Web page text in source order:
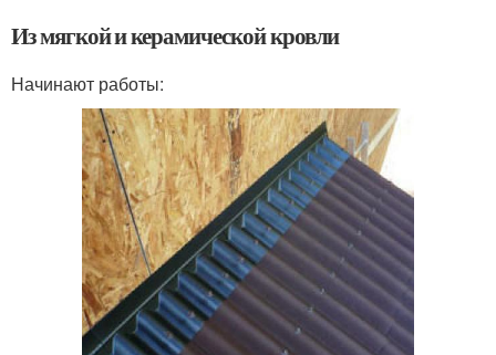
Из мягкой и керамической кровли
Начинают работы: